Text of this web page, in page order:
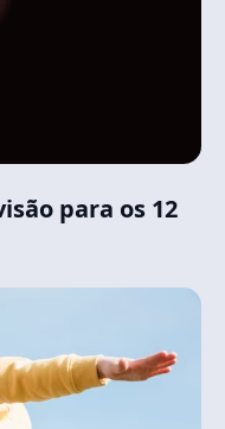
para os 12